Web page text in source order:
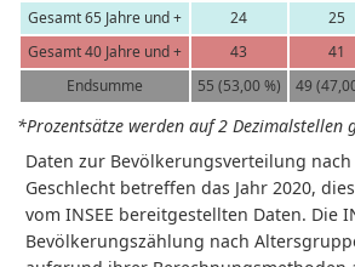
Gesamt 65 Jahre und +
24 25
Gesamt 40 Jahre und +
43 41
Endsumme
55 (53,00 %) 49
*Prozentsätze werden auf 2 Dezimalstellen
Daten zur Bevölkerungsverteilung
Geschlecht betreffen das Jahr 2020,
vom INSEE bereitgestellten Daten. Die
Bevölkerungszählung nach